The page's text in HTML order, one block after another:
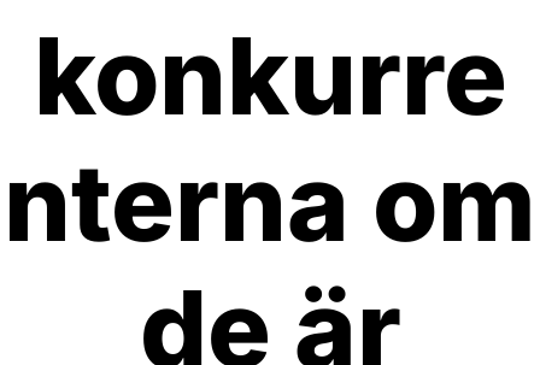
konkurre
nterna om
de är